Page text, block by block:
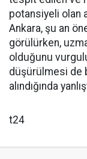
potansiyeli olan
Ankara, şu an
görülürken,
olduğunu
düşürülmesi de
alındığında
t24